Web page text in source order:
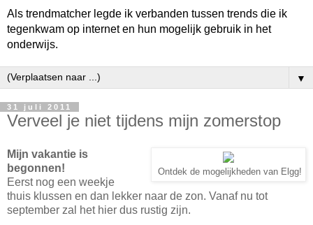
Als trendmatcher legde ik verbanden tussen trends die ik
tegenkwam op internet en hun mogelijk gebruik in het
onderwijs.
▼
31 juli 2011
Verveel je niet tijdens mijn zomerstop
Ontdek de mogelijkheden van Elgg!
Mijn vakantie is
begonnen!
Eerst nog een weekje
thuis klussen en dan lekker naar de zon. Vanaf nu tot
september zal het hier dus rustig zijn.